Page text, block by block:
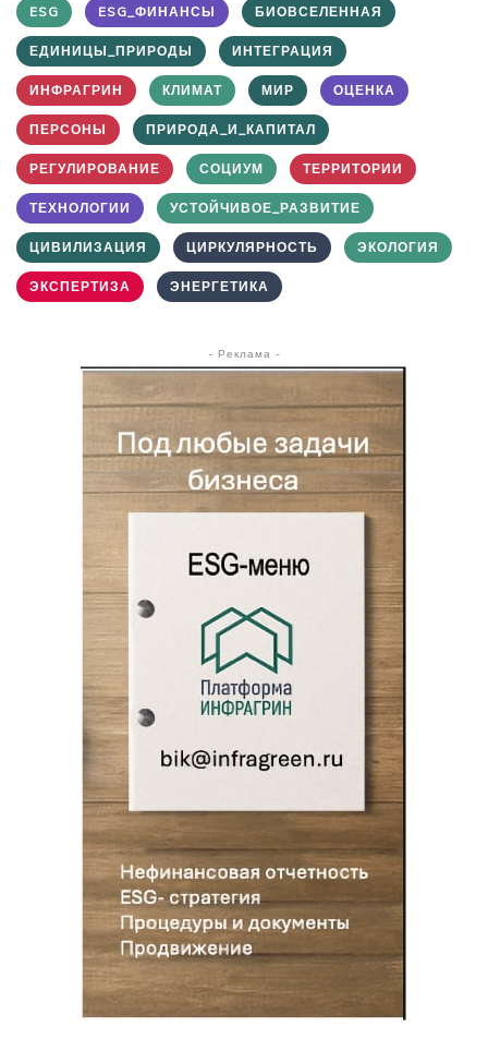
ESG ESG_ФИНАНСЫ БИОВСЕЛЕННАЯ
ЕДИНИЦЫ_ПРИРОДЫ ИНТЕГРАЦИЯ
ИНФРАГРИН КЛИМАТ МИР ОЦЕНКА
ПЕРСОНЫ ПРИРОДА_И_КАПИТАЛ
РЕГУЛИРОВАНИЕ СОЦИУМ ТЕРРИТОРИИ
ТЕХНОЛОГИИ УСТОЙЧИВОЕ_РАЗВИТИЕ
ЦИВИЛИЗАЦИЯ ЦИРКУЛЯРНОСТЬ ЭКОЛОГИЯ
ЭКСПЕРТИЗА ЭНЕРГЕТИКА
- Реклама -